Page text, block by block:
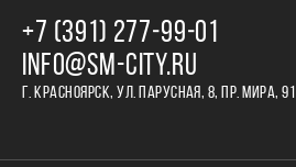
+7 (391) 277‒99‒01
INFO@SM-CITY.RU
Г. КРАСНОЯРСК, УЛ. ПАРУСНАЯ, 8, ПР. МИРА, 91